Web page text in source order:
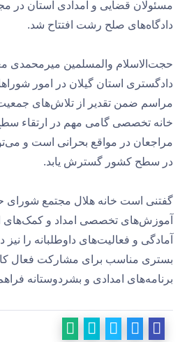
مسئولان قضایی و امدادی استان در
دادگاه‌های صلح رشت افتتاح شد.
حجت‌الاسلام والمسلمین میرمحمدی
دادگستری استان گیلان در امور
مراسم ضمن تقدیر از تلاش‌های
خانه تخصصی گامی مهم در ارتقاء
مراجعان در مواقع بحرانی است و
در سطح کشور گسترش یابد.
گفتنی است خانه هلال مجتمع شورای
آموزش‌های تخصصی امداد و کمک‌های
آمادگی و فعالیت‌های داوطلبانه را نیز
بستری مناسب برای مشارکت فعال
برنامه‌های امدادی و بشردوستانه